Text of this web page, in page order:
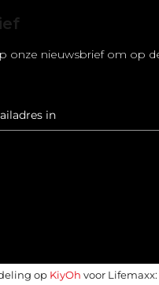
onze nieuwsbrief om op
op KiyOh voor Lifemaxx: